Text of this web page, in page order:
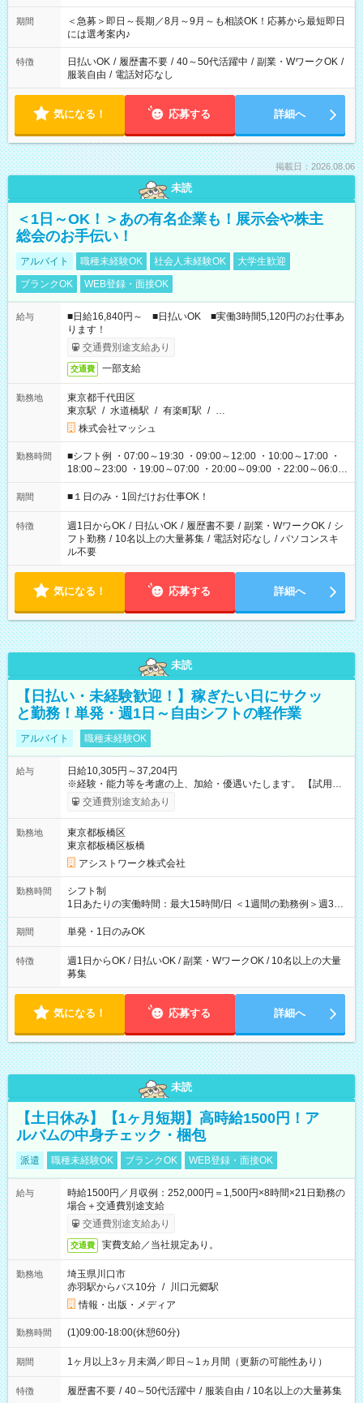
ば前職が、 在宅/財団法人/事務/コールセンター/受付/販売/カフェ
スタッフ スイーツ販売/ホテルフロント/化粧品販売/など 様々な
業界から入社して活躍されています♪
期間
＜急募＞即日～長期／8月～9月～も相談OK！応募から最短即日
には選考案内♪
特徴 日払いOK / 履歴書不要 / 40～50代活躍中 / 副業・WワークOK /
服装自由 / 電話対応なし
気になる！ 応募する 詳細へ
掲載日：2026.08.06
未読
＜1日～OK！＞あの有名企業も！展示会や株主
総会のお手伝い！
アルバイト 職種未経験OK 社会人未経験OK
大学生歓迎
ブランクOK
WEB登録・面接OK
給与
■日給16,840円～ ■日払いOK ■実働3時間5,120円のお仕事あ
ります！
交通費別途支給あり
交通費 一部支給
勤務地
東京都千代田区
東京駅 / 水道橋駅 / 有楽町駅 / …
株式会社マッシュ
勤務時間
■シフト例 ・07:00～19:30 ・09:00～12:00 ・10:00～17:00 ・
18:00～23:00 ・19:00～07:00 ・20:00～09:00 ・22:00～06:00
etc ★最短で3時間で5,120円のお仕事から 15時間で2万円近く稼
げるお仕事も！ ご希望のお時間に合わせてご紹介！ ※シフトは
ください！
期間 ■１日のみ・1回だけお仕事OK！
特徴 週1日からOK / 日払いOK / 履歴書不要 / 副業・WワークOK / シ
フト勤務 / 10名以上の大量募集 / 電話対応なし / パソコンスキ
ル不要
気になる！ 応募する 詳細へ
未読
【日払い・未経験歓迎！】稼ぎたい日にサクッ
と勤務！単発・週1日～自由シフトの軽作業
アルバイト 職種未経験OK
給与
日給10,305円～37,204円
※経験・能力等を考慮の上、加給・優遇いたします。 【試用期
間】試用期間なし
交通費別途支給あり
勤務地
東京都板橋区
東京都板橋区板橋
アシストワーク株式会社
勤務時間
シフト制
1日あたりの実働時間：最大15時間/日 ＜1週間の勤務例＞週3回
勤務 勤務：月・水・金 休み：火・木・土・日 好きな時にお仕事
可能です！ ※1日あたりの最大実働時間は日勤、夜勤共に勤務し
期間 単発・1日のみOK
特徴
週1日からOK / 日払いOK / 副業・WワークOK / 10名以上の大量
募集
気になる！ 応募する 詳細へ
未読
【土日休み】【1ヶ月短期】高時給1500円！ア
ルバムの中身チェック・梱包
派遣 職種未経験OK ブランクOK WEB登録・面接OK
給与
時給1500円／月収例：252,000円＝1,500円×8時間×21日勤務の
場合＋交通費別途支給
交通費別途支給あり
交通費 実費支給／当社規定あり。
勤務地
埼玉県川口市
赤羽駅からバス10分 / 川口元郷駅
情報・出版・メディア
勤務時間 (1)09:00-18:00(休憩60分)
期間 1ヶ月以上3ヶ月未満／即日～1ヵ月間（更新の可能性あり）
特徴 履歴書不要 / 40～50代活躍中 / 服装自由 / 10名以上の大量募集